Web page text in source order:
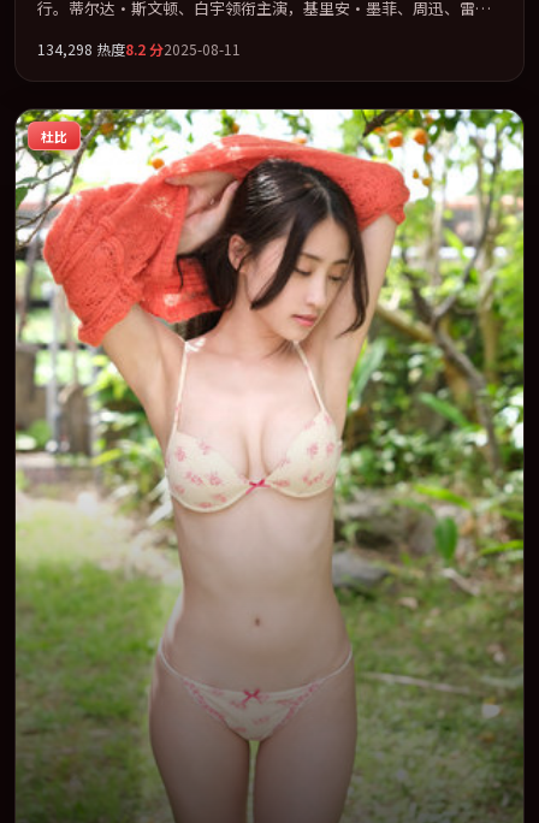
行。蒂尔达·斯文顿、白宇领衔主演，基里安·墨菲、周迅、雷佳
全片以「传记」类型为骨架，在叙事、表演与视听上力求统一。定
于 2025-07-24 在内地院线及主流平台同步亮相，2025 年度话题片
中口碑稳健，适合喜欢强情节与人物弧光的观众完整观看。
134,298 热度8.2分2025-08-11
杜比